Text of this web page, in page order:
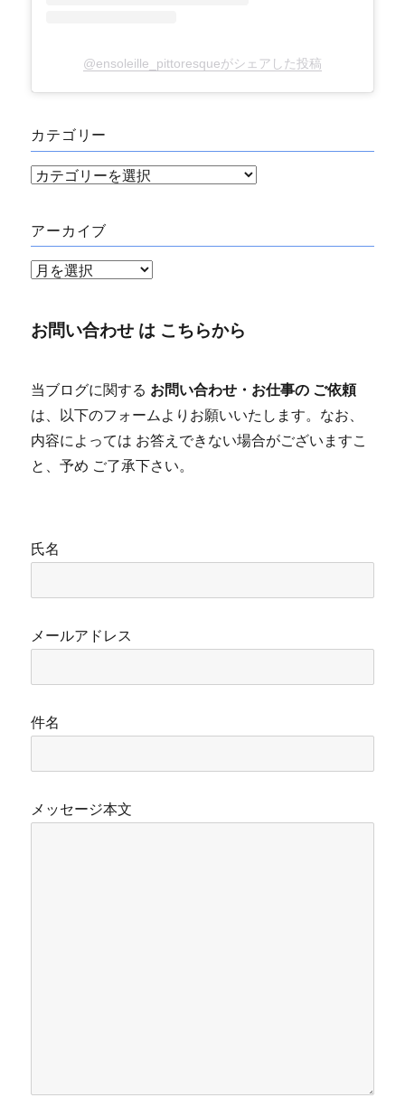
@ensoleille_pittoresqueがシェアした投稿
カテゴリー
カ
ゴ
リ
ー
アーカイブ
ア
カ
お問い合わせ は こちらから
当ブログに関する お問い合わせ・お仕事の ご依頼
は、以下のフォームよりお願いいたします。なお、
内容によっては お答えできない場合がございますこ
と、予め ご了承下さい。
氏名
メールアドレス
件名
メッセージ本文